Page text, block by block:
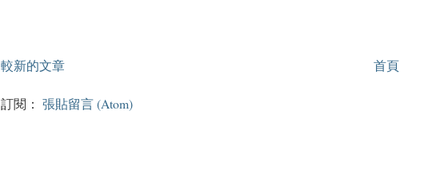
較新的文章 首頁
訂閱： 張貼留言 (Atom)